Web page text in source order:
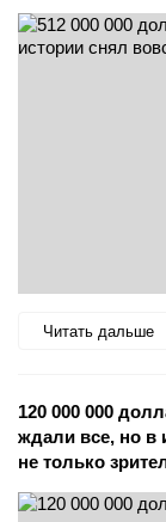
Читать дальше
120 000 000
ждали все, но в
не только